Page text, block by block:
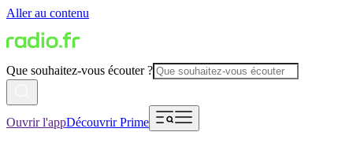
Aller au contenu
Que souhaitez-vous écouter ?
Ouvrir l'appDécouvrir Prime